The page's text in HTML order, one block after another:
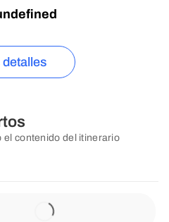
detalles
el contenido del itinerario